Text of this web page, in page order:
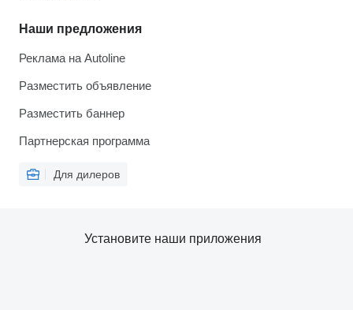
Наши предложения
Реклама на Autoline
Разместить объявление
Разместить баннер
Партнерская программа
Для дилеров
Установите наши приложения